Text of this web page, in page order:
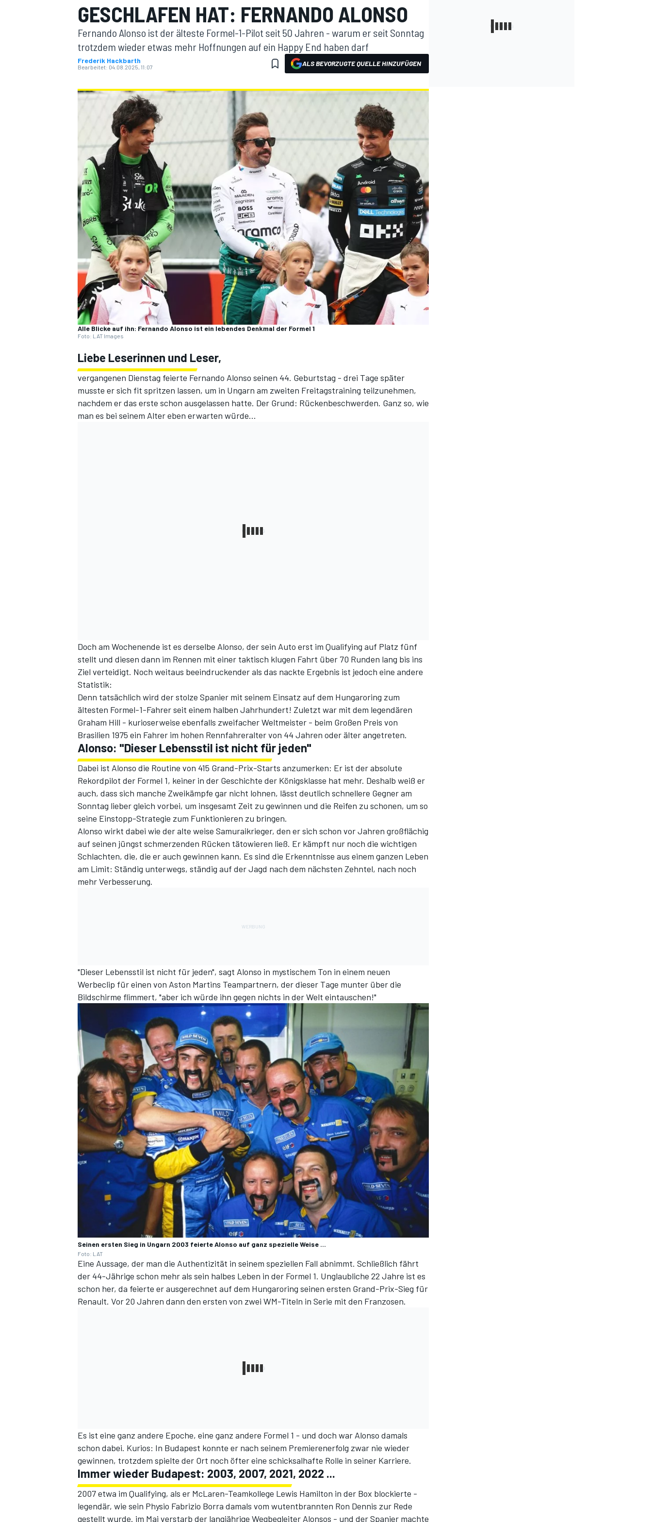
MOTOGP
DTM
SPORTWAGEN
GESCHLAFEN HAT: FERNANDO ALONSO
Fernando Alonso ist der älteste Formel-1-Pilot seit 50 Jahren - warum er seit Sonntag
trotzdem wieder etwas mehr Hoffnungen auf ein Happy End haben darf
Frederik Hackbarth
Bearbeitet: 04.08.2025, 11:07 ALS BEVORZUGTE QUELLE HINZUFÜGEN
Alle Blicke auf ihn: Fernando Alonso ist ein lebendes Denkmal der Formel 1
Foto: LAT Images
Liebe Leserinnen und Leser,
vergangenen Dienstag feierte Fernando Alonso seinen 44. Geburtstag - drei Tage später
musste er sich fit spritzen lassen, um in Ungarn am zweiten Freitagstraining teilzunehmen,
nachdem er das erste schon ausgelassen hatte. Der Grund: Rückenbeschwerden. Ganz so, wie
man es bei seinem Alter eben erwarten würde...
Doch am Wochenende ist es derselbe Alonso, der sein Auto erst im Qualifying auf Platz fünf
stellt und diesen dann im Rennen mit einer taktisch klugen Fahrt über 70 Runden lang bis ins
Ziel verteidigt. Noch weitaus beeindruckender als das nackte Ergebnis ist jedoch eine andere
Statistik:
Denn tatsächlich wird der stolze Spanier mit seinem Einsatz auf dem Hungaroring zum
ältesten Formel-1-Fahrer seit einem halben Jahrhundert! Zuletzt war mit dem legendären
Graham Hill - kurioserweise ebenfalls zweifacher Weltmeister - beim Großen Preis von
Brasilien 1975 ein Fahrer im hohen Rennfahreralter von 44 Jahren oder älter angetreten.
Alonso: "Dieser Lebensstil ist nicht für jeden"
Dabei ist Alonso die Routine von 415 Grand-Prix-Starts anzumerken: Er ist der absolute
Rekordpilot der Formel 1, keiner in der Geschichte der Königsklasse hat mehr. Deshalb weiß er
auch, dass sich manche Zweikämpfe gar nicht lohnen, lässt deutlich schnellere Gegner am
Sonntag lieber gleich vorbei, um insgesamt Zeit zu gewinnen und die Reifen zu schonen, um so
seine Einstopp-Strategie zum Funktionieren zu bringen.
Alonso wirkt dabei wie der alte weise Samuraikrieger, den er sich schon vor Jahren großflächig
auf seinen jüngst schmerzenden Rücken tätowieren ließ. Er kämpft nur noch die wichtigen
Schlachten, die, die er auch gewinnen kann. Es sind die Erkenntnisse aus einem ganzen Leben
am Limit: Ständig unterwegs, ständig auf der Jagd nach dem nächsten Zehntel, nach noch
mehr Verbesserung.
"Dieser Lebensstil ist nicht für jeden", sagt Alonso in mystischem Ton in einem neuen
Werbeclip für einen von Aston Martins Teampartnern, der dieser Tage munter über die
Bildschirme flimmert, "aber ich würde ihn gegen nichts in der Welt eintauschen!"
Seinen ersten Sieg in Ungarn 2003 feierte Alonso auf ganz spezielle Weise ...
Foto: LAT
Eine Aussage, der man die Authentizität in seinem speziellen Fall abnimmt. Schließlich fährt
der 44-Jährige schon mehr als sein halbes Leben in der Formel 1. Unglaubliche 22 Jahre ist es
schon her, da feierte er ausgerechnet auf dem Hungaroring seinen ersten Grand-Prix-Sieg für
Renault. Vor 20 Jahren dann den ersten von zwei WM-Titeln in Serie mit den Franzosen.
Es ist eine ganz andere Epoche, eine ganz andere Formel 1 - und doch war Alonso damals
schon dabei. Kurios: In Budapest konnte er nach seinem Premierenerfolg zwar nie wieder
gewinnen, trotzdem spielte der Ort noch öfter eine schicksalhafte Rolle in seiner Karriere.
Immer wieder Budapest: 2003, 2007, 2021, 2022 ...
2007 etwa im Qualifying, als er McLaren-Teamkollege Lewis Hamilton in der Box blockierte -
legendär, wie sein Physio Fabrizio Borra damals vom wutentbrannten Ron Dennis zur Rede
gestellt wurde. im Mai verstarb der langjährige Wegbegleiter Alonsos - und der Spanier machte